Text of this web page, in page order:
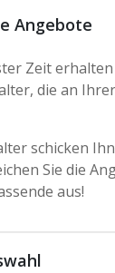
Angebote
Zeit erhalten
die an
schicken
Sie die
aus!